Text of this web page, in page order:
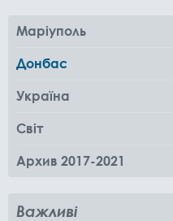
Маріуполь
Донбас
Україна
Світ
Архив 2017-2021
Важливі